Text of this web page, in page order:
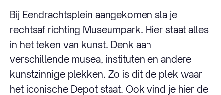
Bij Eendrachtsplein aangekomen sla je
rechtsaf richting Museumpark. Hier staat alles
in het teken van kunst. Denk aan
verschillende musea, instituten en andere
kunstzinnige plekken. Zo is dit de plek waar
het iconische Depot staat. Ook vind je hier de